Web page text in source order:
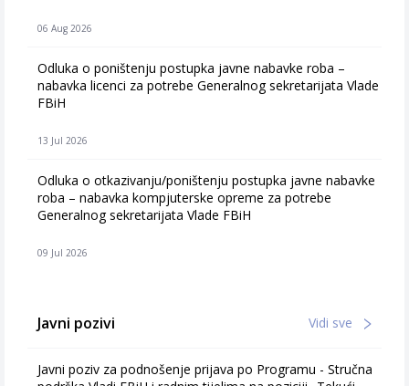
06 Aug 2026
Odluka o poništenju postupka javne nabavke roba –
nabavka licenci za potrebe Generalnog sekretarijata Vlade
FBiH
13 Jul 2026
Odluka o otkazivanju/poništenju postupka javne nabavke
roba – nabavka kompjuterske opreme za potrebe
Generalnog sekretarijata Vlade FBiH
09 Jul 2026
Javni pozivi Vidi sve
Javni poziv za podnošenje prijava po Programu - Stručna